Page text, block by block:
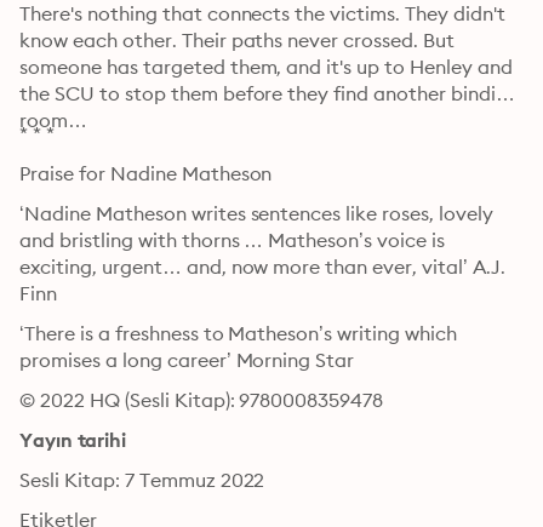
There's nothing that connects the victims. They didn't
know each other. Their paths never crossed. But
someone has targeted them, and it's up to Henley and
the SCU to stop them before they find another binding
room…
* * *
‘Nadine Matheson writes sentences like roses, lovely
and bristling with thorns … Matheson’s voice is
exciting, urgent… and, now more than ever, vital’ A.J.
Finn
‘There is a freshness to Matheson’s writing which
promises a long career’ Morning Star
© 2022 HQ (Sesli Kitap): 9780008359478
Yayın tarihi
Sesli Kitap: 7 Temmuz 2022
Etiketler